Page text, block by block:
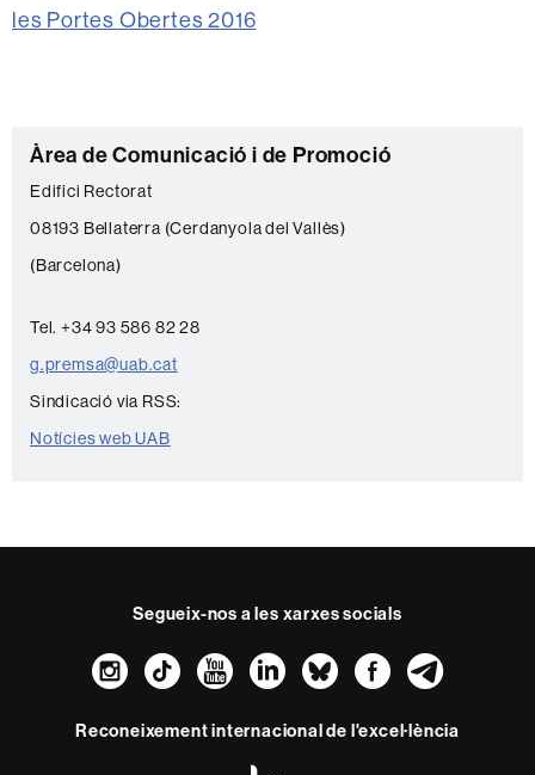
les Portes Obertes 2016
C
o
n
t
c
t
e
Àrea de Comunicació i de Promoció
Edifici Rectorat
08193 Bellaterra (Cerdanyola del Vallès)
(Barcelona)
Tel. +34 93 586 82 28
g.premsa@uab.cat
Sindicació via RSS:
Notícies web UAB
Segueix-nos a les xarxes socials
Instagram
TikTokYouTube
LinkedIn
Bluesky
Reconeixement internacional de l'excel·lència